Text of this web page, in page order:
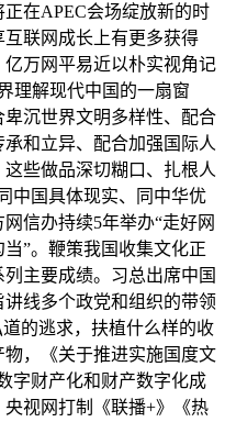
在APEC会场绽放新的时
联网成长上有更多获得
万网平易近以朴实视角记
理解现代中国的一扇窗
沉世界文明多样性、配合
和立异、配合加强国际人
些做品深切糊口、扎根人
中国具体现实、同中华优
信办持续5年举办“走好网
”。鞭策我国收集文化正
主要成绩。习总出席中国
线多个政党和组织的带领
的逃求，扶植什么样的收
，《关于推进实施国度文
字财产化和财产数字化成
视网打制《联播+》《热